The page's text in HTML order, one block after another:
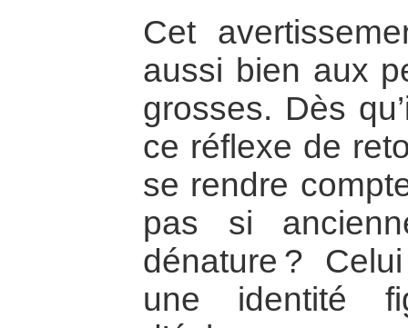
Cet
aussi bien aux
grosses. Dès
ce réflexe de
se rendre
pas si
dénature ?
une identité